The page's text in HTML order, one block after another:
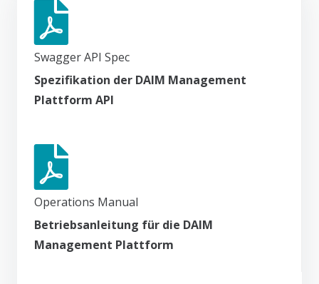
Swagger API Spec
Spezifikation der DAIM Management
Plattform API
Operations Manual
Betriebsanleitung für die DAIM
Management Plattform